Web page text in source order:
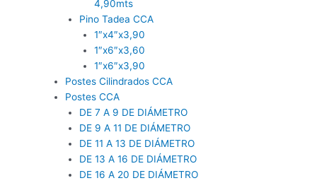
4,90mts
Pino Tadea CCA
1″x4″x3,90
1″x6″x3,60
1″x6″x3,90
Postes Cilindrados CCA
Postes CCA
DE 7 A 9 DE DIÁMETRO
DE 9 A 11 DE DIÁMETRO
DE 11 A 13 DE DIÁMETRO
DE 13 A 16 DE DIÁMETRO
DE 16 A 20 DE DIÁMETRO